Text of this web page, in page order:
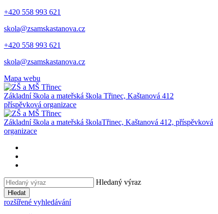
+420 558 993 621
skola@zsamskastanova.cz
+420 558 993 621
skola@zsamskastanova.cz
Mapa webu
Základní škola a mateřská škola Třinec, Kaštanová 412
příspěvková organizace
Základní škola a mateřská školaTřinec, Kaštanová 412, příspěvková
organizace
Hledaný výraz
Hledat
rozšířené vyhledávání